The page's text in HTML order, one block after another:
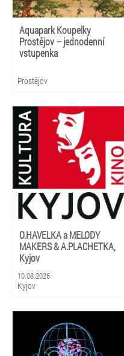
Aquapark Koupelky
Prostějov – jednodenní
vstupenka
Prostějov
O.HAVELKA a MELODY
MAKERS & A.PLACHETKA,
Kyjov
10.08.2026
Kyjov